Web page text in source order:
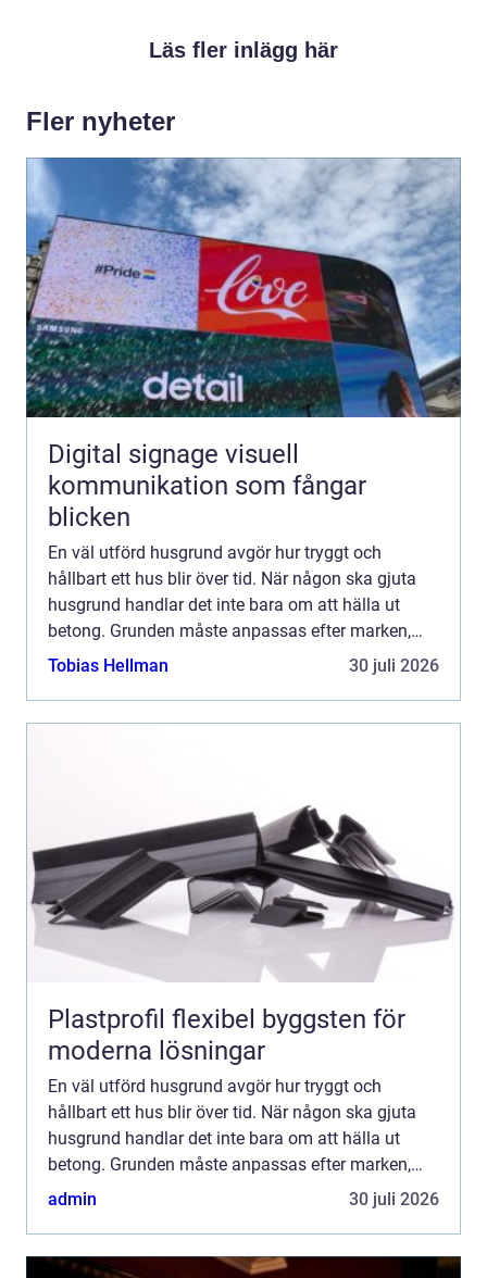
Läs fler inlägg här
Fler nyheter
Digital signage visuell
kommunikation som fångar
blicken
En väl utförd husgrund avgör hur tryggt och
hållbart ett hus blir över tid. När någon ska gjuta
husgrund handlar det inte bara om att hälla ut
betong. Grunden måste anpassas efter marken,
klimatet, belastningen från huset och de krav som
Tobias Hellman 30 juli 2026
Plastprofil flexibel byggsten för
moderna lösningar
En väl utförd husgrund avgör hur tryggt och
hållbart ett hus blir över tid. När någon ska gjuta
husgrund handlar det inte bara om att hälla ut
betong. Grunden måste anpassas efter marken,
klimatet, belastningen från huset och de krav som
admin 30 juli 2026